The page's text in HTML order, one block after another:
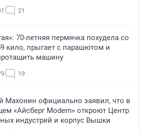
21
70-летняя пермячка похудела со
кило, прыгает с парашютом и
машину
19
Махонин официально заявил, что в
«Айсберг Modern» откроют Центр
индустрий и корпус Вышки